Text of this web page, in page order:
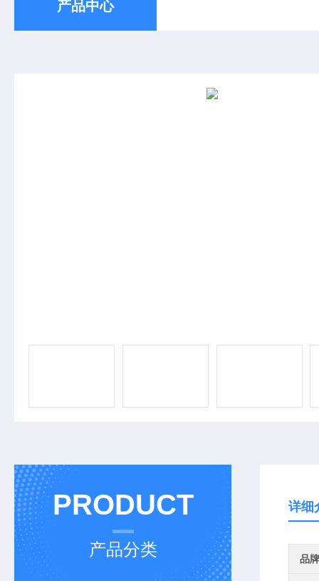
产品中心
PRODUCT
产品分类
详细
品牌